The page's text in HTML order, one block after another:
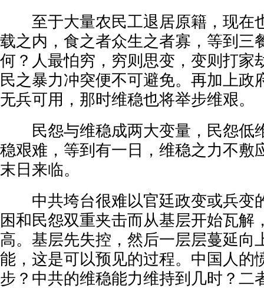
至于大量农民工退居原籍，现在
载之内，食之者众生之者寡，等到三
何？人最怕穷，穷则思变，变则打家
民之暴力冲突便不可避免。再加上政
无兵可用，那时维稳也将举步维艰。
民怨与维稳成两大变量，民怨低
稳艰难，等到有一日，维稳之力不敷
末日来临。
中共垮台很难以官廷政变或兵变
困和民怨双重夹击而从基层开始瓦解
高。基层先失控，然后一层层蔓延向
能，这是可以预见的过程。中国人的
步？中共的维稳能力维持到几时？二